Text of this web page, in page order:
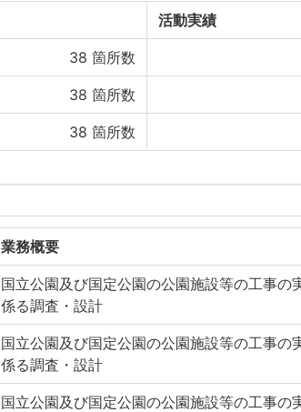
活動実績
38 箇所数
38 箇所数
38 箇所数
業務概要
国立公園及び国定公園の公園施設等の工事の
係る調査・設計
国立公園及び国定公園の公園施設等の工事の
係る調査・設計
国立公園及び国定公園の公園施設等の工事の